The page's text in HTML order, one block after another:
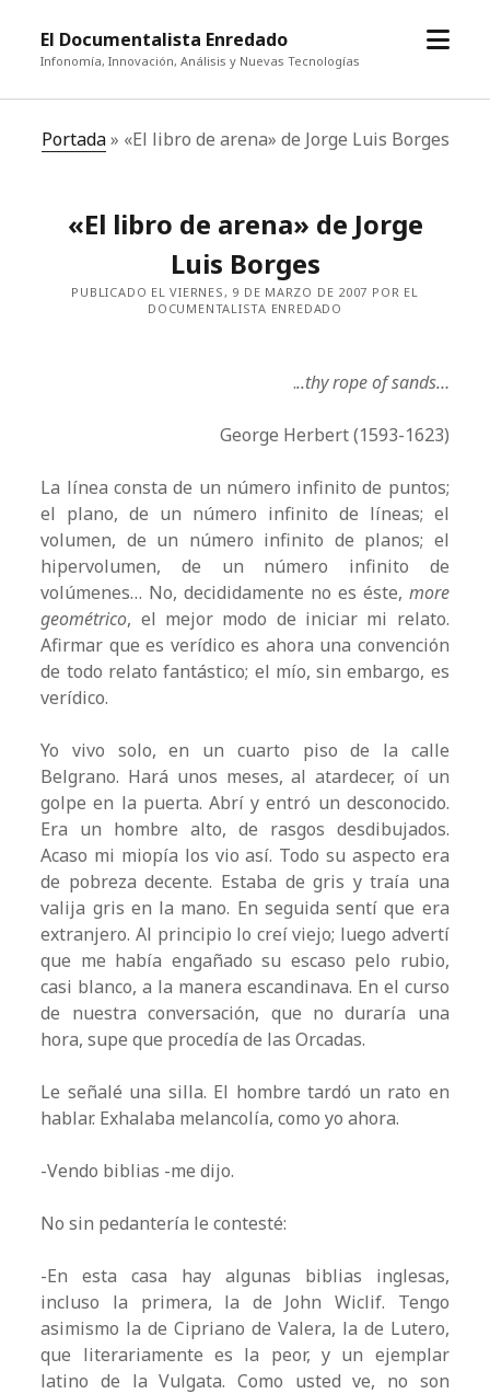
El Documentalista Enredado
Infonomía, Innovación, Análisis y Nuevas Tecnologías
abrir
Portada» «El libro de arena» de Jorge Luis Borges
«El libro de arena» de Jorge
Luis Borges
PUBLICADO EL VIERNES, 9 DE MARZO DE 2007 POR EL
DOCUMENTALISTA ENREDADO
...thy rope of sands…
George Herbert (1593-1623)
La línea consta de un número infinito de puntos;
el plano, de un número infinito de líneas; el
volumen, de un número infinito de planos; el
hipervolumen, de un número infinito de
volúmenes… No, decididamente no es éste, more
geométrico, el mejor modo de iniciar mi relato.
Afirmar que es verídico es ahora una convención
de todo relato fantástico; el mío, sin embargo, es
verídico.
Yo vivo solo, en un cuarto piso de la calle
Belgrano. Hará unos meses, al atardecer, oí un
golpe en la puerta. Abrí y entró un desconocido.
Era un hombre alto, de rasgos desdibujados.
Acaso mi miopía los vio así. Todo su aspecto era
de pobreza decente. Estaba de gris y traía una
valija gris en la mano. En seguida sentí que era
extranjero. Al principio lo creí viejo; luego advertí
que me había engañado su escaso pelo rubio,
casi blanco, a la manera escandinava. En el curso
de nuestra conversación, que no duraría una
hora, supe que procedía de las Orcadas.
Le señalé una silla. El hombre tardó un rato en
hablar. Exhalaba melancolía, como yo ahora.
-Vendo biblias -me dijo.
No sin pedantería le contesté:
-En esta casa hay algunas biblias inglesas,
incluso la primera, la de John Wiclif. Tengo
asimismo la de Cipriano de Valera, la de Lutero,
que literariamente es la peor, y un ejemplar
latino de la Vulgata. Como usted ve, no son